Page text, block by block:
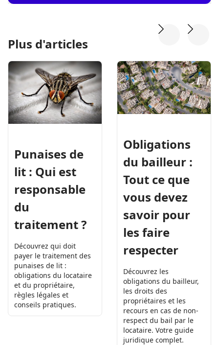
Plus d'articles
Punaises de
lit : Qui est
responsable
du
traitement ?
Découvrez qui doit
payer le traitement des
punaises de lit :
obligations du locataire
et du propriétaire,
règles légales et
conseils pratiques.
Obligations
du bailleur :
Tout ce que
vous devez
savoir pour
les faire
respecter
Découvrez les
obligations du bailleur,
les droits des
propriétaires et les
recours en cas de non-
respect du bail par le
locataire. Votre guide
juridique complet.